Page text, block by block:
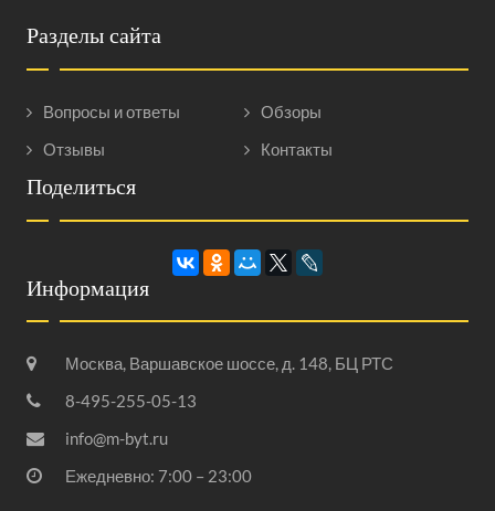
Разделы сайта
Вопросы и ответы
Обзоры
Отзывы
Контакты
Поделиться
Информация
Москва, Варшавское шоссе, д. 148, БЦ РТС
8-495-255-05-13
info@m-byt.ru
Ежедневно: 7:00 – 23:00